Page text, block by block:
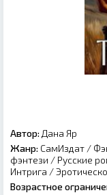
Автор: Дана Яр
Жанр: СамИздат /
фэнтези / Русские
Интрига /
Возрастное